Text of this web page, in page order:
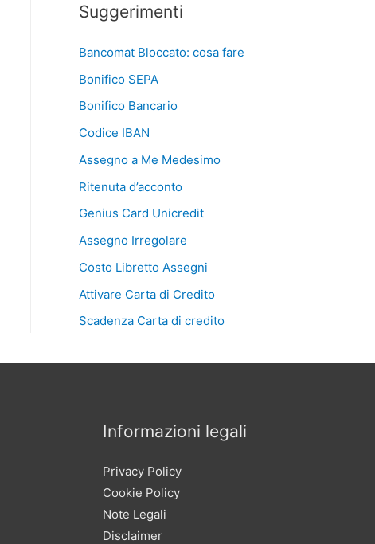
Suggerimenti
Bancomat Bloccato: cosa fare
Bonifico SEPA
Bonifico Bancario
Codice IBAN
Assegno a Me Medesimo
Ritenuta d’acconto
Genius Card Unicredit
Assegno Irregolare
Costo Libretto Assegni
Attivare Carta di Credito
Scadenza Carta di credito
Informazioni legali
Privacy Policy
Cookie Policy
Note Legali
Disclaimer